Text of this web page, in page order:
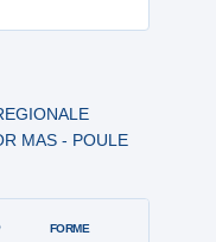
MAS - POULE
FORME